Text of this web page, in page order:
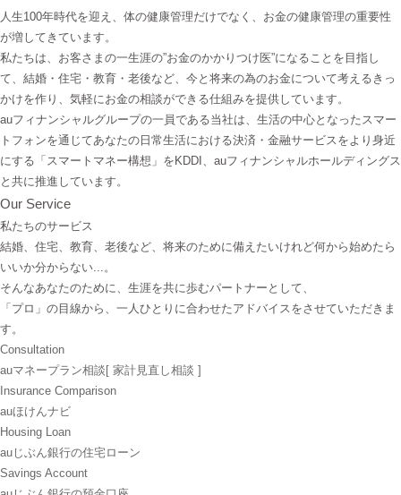
人生100年時代を迎え、体の健康管理だけでなく、お金の健康管理の重要性
が増してきています。
私たちは、お客さまの一生涯の”お金のかかりつけ医”になることを目指し
て、結婚・住宅・教育・老後など、今と将来の為のお金について考えるきっ
かけを作り、気軽にお金の相談ができる仕組みを提供しています。
auフィナンシャルグループの一員である当社は、生活の中心となったスマー
トフォンを通じてあなたの日常生活における決済・金融サービスをより身近
にする「スマートマネー構想」をKDDI、auフィナンシャルホールディングス
と共に推進しています。
Our Service
私たちのサービス
結婚、住宅、教育、老後など、将来のために備えたいけれど何から始めたら
いいか分からない...。
そんなあなたのために、生涯を共に歩むパートナーとして、
「プロ」の目線から、一人ひとりに合わせたアドバイスをさせていただきま
す。
Consultation
auマネープラン相談 [ 家計見直し相談 ]
Insurance Comparison
auほけんナビ
Housing Loan
auじぶん銀行の住宅ローン
Savings Account